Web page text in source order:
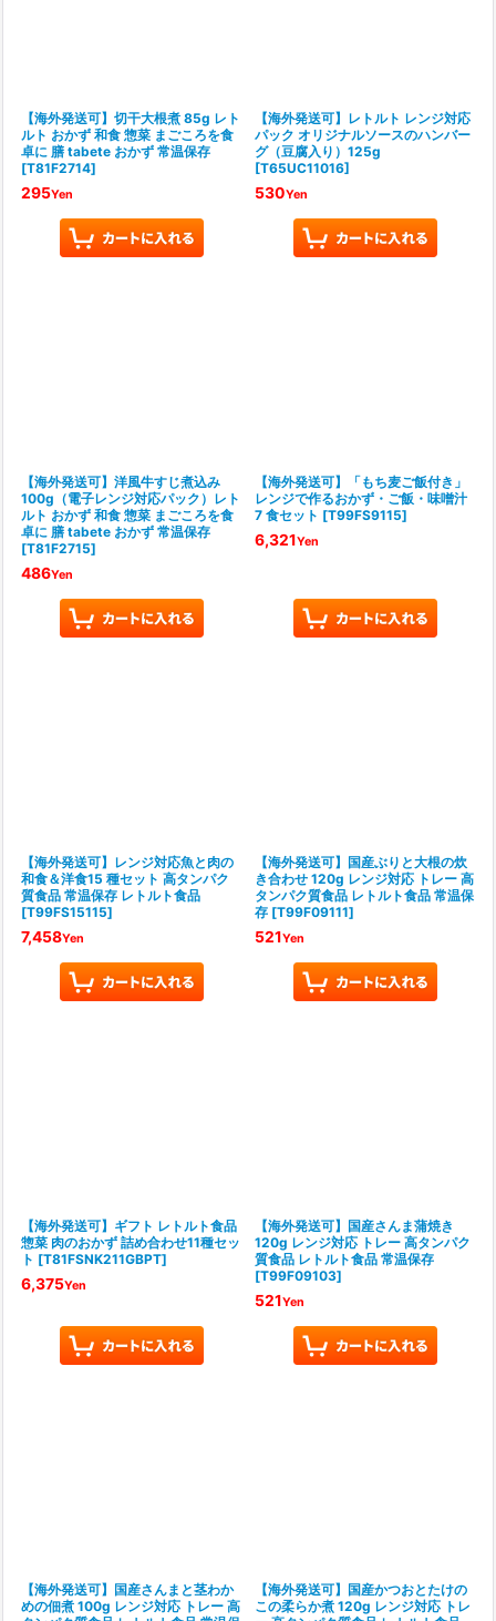
【海外発送可】切干大根煮 85g レト
ルト おかず 和食 惣菜 まごころを食
卓に 膳 tabete おかず 常温保存
[T81F2714]
295Yen
【海外発送可】レトルト レンジ対応
パック オリジナルソースのハンバー
グ（豆腐入り）125g
[T65UC11016]
530Yen
【海外発送可】洋風牛すじ煮込み
100g（電子レンジ対応パック）レト
ルト おかず 和食 惣菜 まごころを食
卓に 膳 tabete おかず 常温保存
[T81F2715]
486Yen
【海外発送可】「もち麦ご飯付き」
レンジで作るおかず・ご飯・味噌汁
7 食セット [T99FS9115]
6,321Yen
【海外発送可】レンジ対応魚と肉の
和食＆洋食15 種セット 高タンパク
質食品 常温保存 レトルト食品
[T99FS15115]
7,458Yen
【海外発送可】国産ぶりと大根の炊
き合わせ 120g レンジ対応 トレー 高
タンパク質食品 レトルト食品 常温保
存 [T99F09111]
521Yen
【海外発送可】ギフト レトルト食品
惣菜 肉のおかず 詰め合わせ11種セッ
ト [T81FSNK211GBPT]
6,375Yen
【海外発送可】国産さんま蒲焼き
120g レンジ対応 トレー 高タンパク
質食品 レトルト食品 常温保存
[T99F09103]
521Yen
【海外発送可】国産さんまと茎わか
めの佃煮 100g レンジ対応 トレー 高
【海外発送可】国産かつおとたけの
この柔らか煮 120g レンジ対応 トレ